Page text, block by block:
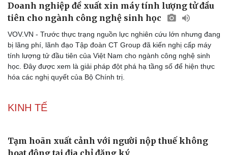
Doanh nghiệp đề xuất xin máy tính lượng tử đầu
tiên cho ngành công nghệ sinh học
VOV.VN - Trước thực trạng nguồn lực nghiên cứu lớn nhưng đang
bị lãng phí, lãnh đạo Tập đoàn CT Group đã kiến nghị cấp máy
tính lượng tử đầu tiên của Việt Nam cho ngành công nghệ sinh
học. Đây được xem là giải pháp đột phá hạ tầng số để hiện thực
hóa các nghị quyết của Bộ Chính trị.
KINH TẾ
Tạm hoãn xuất cảnh với người nộp thuế không